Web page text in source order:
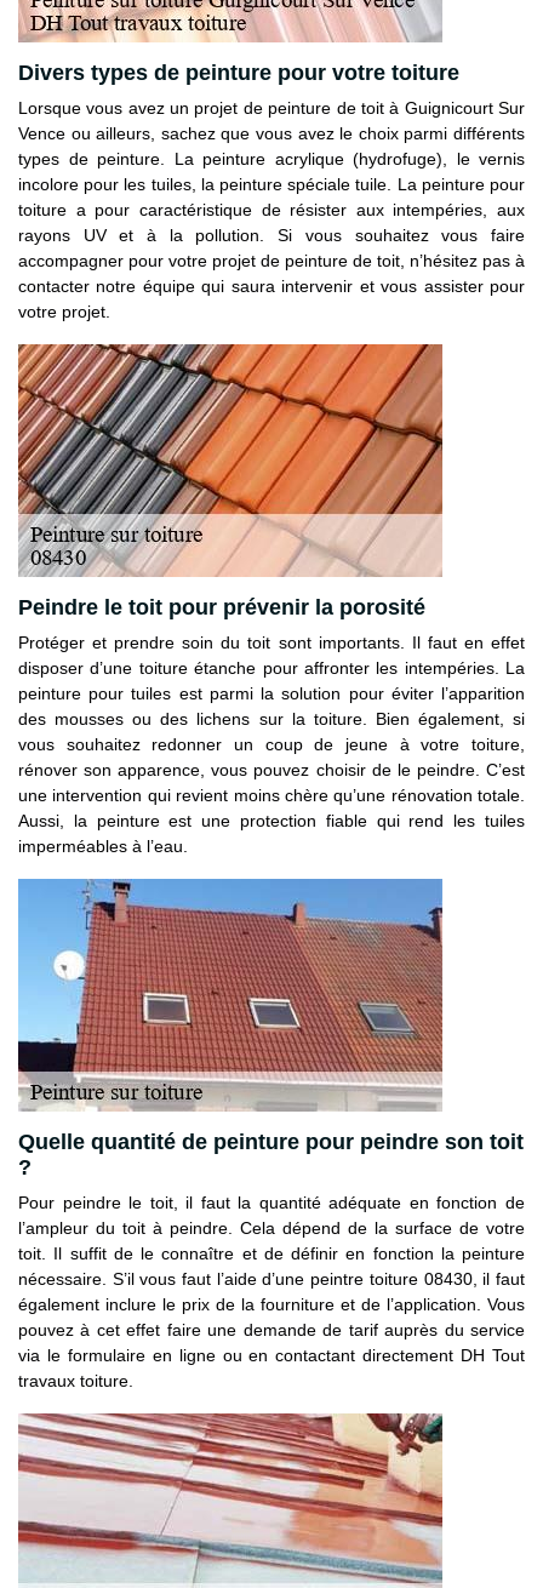
Divers types de peinture pour votre toiture
Lorsque vous avez un projet de peinture de toit à Guignicourt Sur
Vence ou ailleurs, sachez que vous avez le choix parmi différents
types de peinture. La peinture acrylique (hydrofuge), le vernis
incolore pour les tuiles, la peinture spéciale tuile. La peinture pour
toiture a pour caractéristique de résister aux intempéries, aux
rayons UV et à la pollution. Si vous souhaitez vous faire
accompagner pour votre projet de peinture de toit, n’hésitez pas à
contacter notre équipe qui saura intervenir et vous assister pour
votre projet.
Peindre le toit pour prévenir la porosité
Protéger et prendre soin du toit sont importants. Il faut en effet
disposer d’une toiture étanche pour affronter les intempéries. La
peinture pour tuiles est parmi la solution pour éviter l’apparition
des mousses ou des lichens sur la toiture. Bien également, si
vous souhaitez redonner un coup de jeune à votre toiture,
rénover son apparence, vous pouvez choisir de le peindre. C’est
une intervention qui revient moins chère qu’une rénovation totale.
Aussi, la peinture est une protection fiable qui rend les tuiles
imperméables à l’eau.
Quelle quantité de peinture pour peindre son toit
?
Pour peindre le toit, il faut la quantité adéquate en fonction de
l’ampleur du toit à peindre. Cela dépend de la surface de votre
toit. Il suffit de le connaître et de définir en fonction la peinture
nécessaire. S’il vous faut l’aide d’une peintre toiture 08430, il faut
également inclure le prix de la fourniture et de l’application. Vous
pouvez à cet effet faire une demande de tarif auprès du service
via le formulaire en ligne ou en contactant directement DH Tout
travaux toiture.